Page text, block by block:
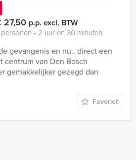
p.p. excl. BTW
‐ 2 uur en 30 minuten
gevangenis en nu.. direct een
centrum van Den Bosch
gemakkelijker gezegd dan
Favoriet